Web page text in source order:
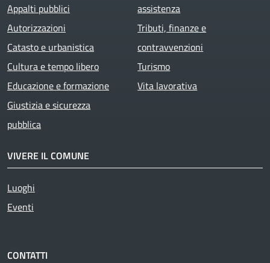
Appalti pubblici
Autorizzazioni
Catasto e urbanistica
Cultura e tempo libero
Educazione e formazione
Giustizia e sicurezza
pubblica
assistenza
Tributi, finanze e
contravvenzioni
Turismo
Vita lavorativa
VIVERE IL COMUNE
Luoghi
Eventi
CONTATTI